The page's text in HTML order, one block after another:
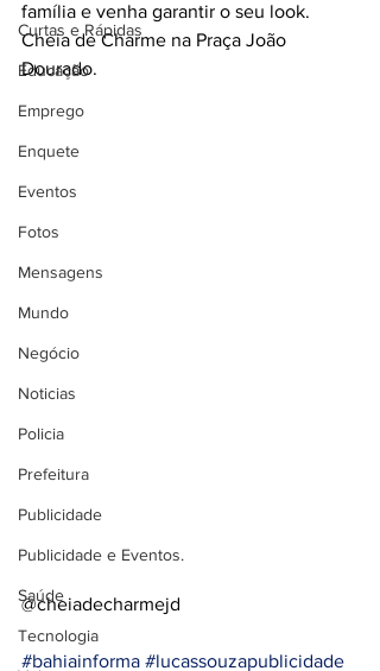
Curtas e Rápidas
Educação
Emprego
Enquete
Eventos
Fotos
Mensagens
Mundo
Negócio
Noticias
Policia
Prefeitura
Publicidade
Publicidade e Eventos.
Saúde
Tecnologia
família e venha garantir o seu look.
Cheia de Charme na Praça João
Dourado.
@cheiadecharmejd
#bahiainforma #lucassouzapublicidade